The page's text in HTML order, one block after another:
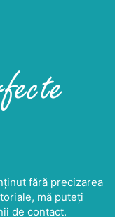
fără precizarea
mă puteți
de contact.